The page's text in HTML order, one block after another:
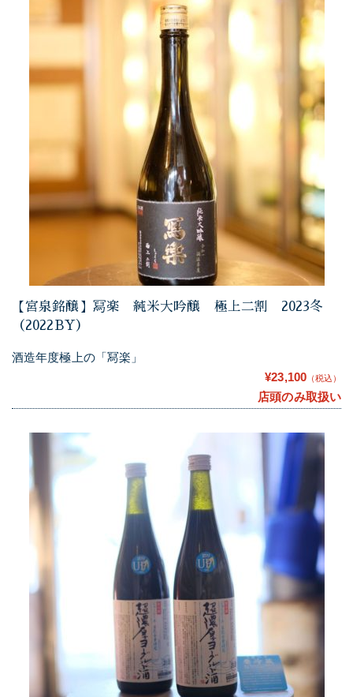
【宮泉銘醸】冩楽 純米大吟醸 極上二割 2023冬
（2022BY）
酒造年度極上の「冩楽」
¥23,100 （税込）
店頭のみ取扱い